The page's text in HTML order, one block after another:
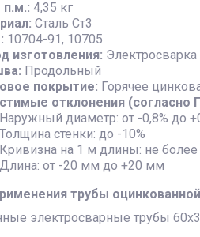
п.м.: 4,35 кг
Сталь Ст3
10704-91, 10705
изготовления:
Продольный
покрытие: Горячее
отклонения (согласно
Наружный диаметр: от -0,8% до
Толщина стенки: до -10%
Кривизна на 1 м длины: не
Длина: от -20 мм до +20 мм
трубы
электросварные трубы